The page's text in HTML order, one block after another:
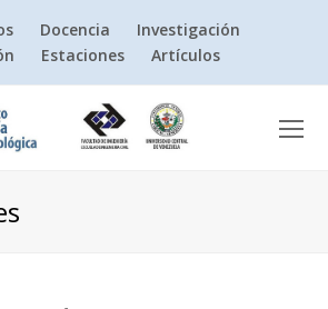
Docencia
Investigación
Estaciones Artículos